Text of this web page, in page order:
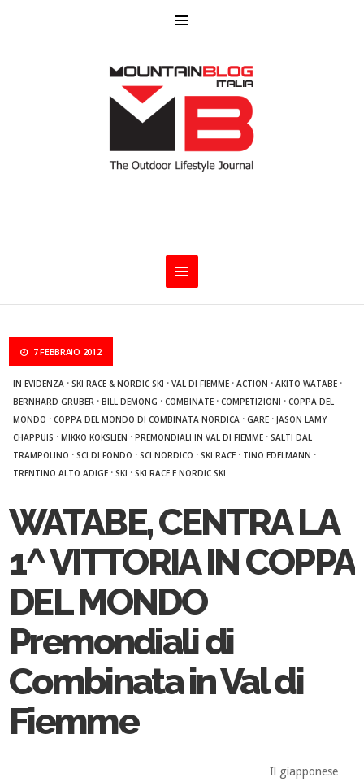
7 FEBBRAIO 2012
IN EVIDENZA ·SKI RACE & NORDIC SKI ·VAL DI FIEMME ·ACTION ·AKITO WATABE ·
BERNHARD GRUBER ·BILL DEMONG ·COMBINATE ·COMPETIZIONI ·COPPA DEL
MONDO ·COPPA DEL MONDO DI COMBINATA NORDICA ·GARE ·JASON LAMY
CHAPPUIS ·MIKKO KOKSLIEN ·PREMONDIALI IN VAL DI FIEMME ·SALTI DAL
TRAMPOLINO ·SCI DI FONDO ·SCI NORDICO ·SKI RACE · TINO EDELMANN ·
TRENTINO ALTO ADIGE ·SKI ·SKI RACE E NORDIC SKI
WATABE, CENTRA LA
1^ VITTORIA IN COPPA
DEL MONDO
Premondiali di
Combinata in Val di
Fiemme
Il giapponese